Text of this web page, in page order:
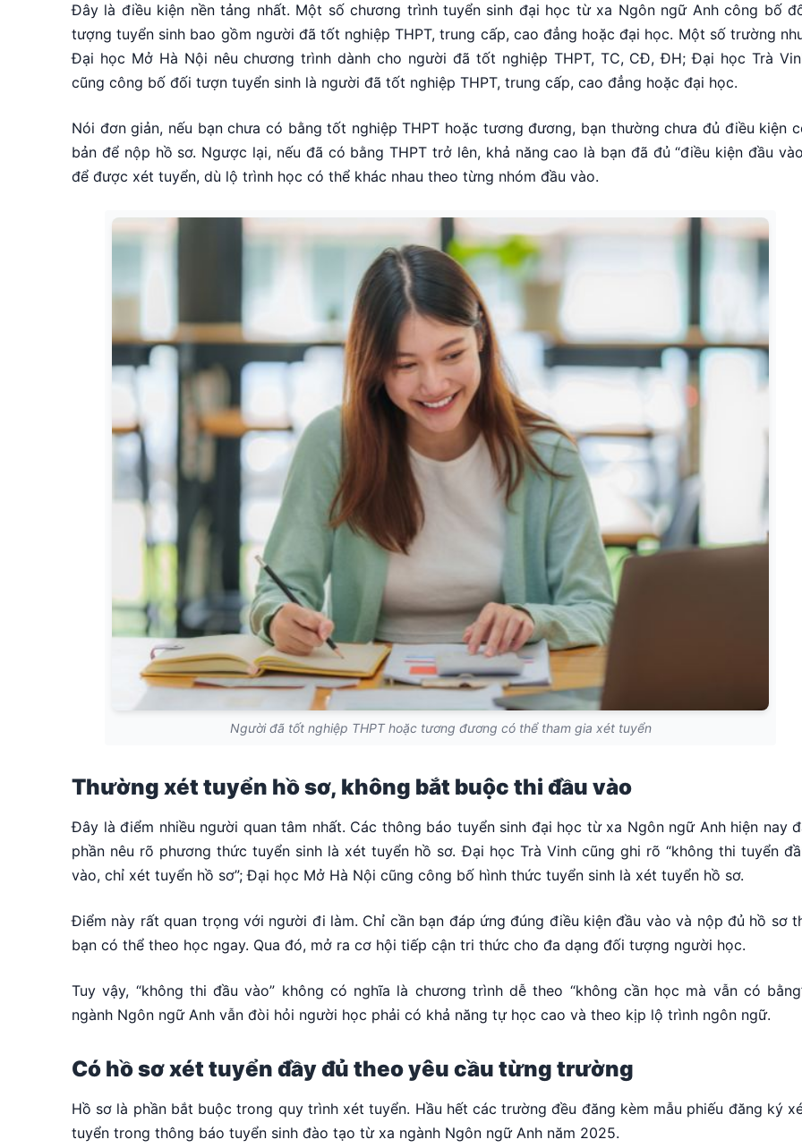
Đây là điều kiện nền tảng nhất. Một số chương trình tuyển sinh đại học từ xa Ngôn ngữ Anh công bố
tượng tuyển sinh bao gồm người đã tốt nghiệp THPT, trung cấp, cao đẳng hoặc đại học. Một số trường
Đại học Mở Hà Nội nêu chương trình dành cho người đã tốt nghiệp THPT, TC, CĐ, ĐH; Đại học Trà
cũng công bố đối tượn tuyển sinh là người đã tốt nghiệp THPT, trung cấp, cao đẳng hoặc đại học.
Nói đơn giản, nếu bạn chưa có bằng tốt nghiệp THPT hoặc tương đương, bạn thường chưa đủ điều kiện
bản để nộp hồ sơ. Ngược lại, nếu đã có bằng THPT trở lên, khả năng cao là bạn đã đủ “điều kiện đầu
để được xét tuyển, dù lộ trình học có thể khác nhau theo từng nhóm đầu vào.
Người đã tốt nghiệp THPT hoặc tương đương có thể tham gia xét tuyển
Thường xét tuyển hồ sơ, không bắt buộc thi đầu vào
Đây là điểm nhiều người quan tâm nhất. Các thông báo tuyển sinh đại học từ xa Ngôn ngữ Anh hiện nay
phần nêu rõ phương thức tuyển sinh là xét tuyển hồ sơ. Đại học Trà Vinh cũng ghi rõ “không thi tuyển
vào, chỉ xét tuyển hồ sơ”; Đại học Mở Hà Nội cũng công bố hình thức tuyển sinh là xét tuyển hồ sơ.
Điểm này rất quan trọng với người đi làm. Chỉ cần bạn đáp ứng đúng điều kiện đầu vào và nộp đủ hồ sơ
bạn có thể theo học ngay. Qua đó, mở ra cơ hội tiếp cận tri thức cho đa dạng đối tượng người học.
Tuy vậy, “không thi đầu vào” không có nghĩa là chương trình dễ theo “không cần học mà vẫn có
ngành Ngôn ngữ Anh vẫn đòi hỏi người học phải có khả năng tự học cao và theo kịp lộ trình ngôn ngữ.
Có hồ sơ xét tuyển đầy đủ theo yêu cầu từng trường
Hồ sơ là phần bắt buộc trong quy trình xét tuyển. Hầu hết các trường đều đăng kèm mẫu phiếu đăng ký
tuyển trong thông báo tuyển sinh đào tạo từ xa ngành Ngôn ngữ Anh năm 2025.